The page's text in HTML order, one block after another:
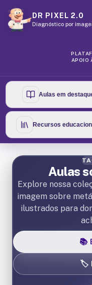
DR PIXEL 2.0
Diagnóstico por
APOIO
Aulas em
Recursos
Aulas
Explore nossa
imagem sobre
ilustrados para
📚
🏷️